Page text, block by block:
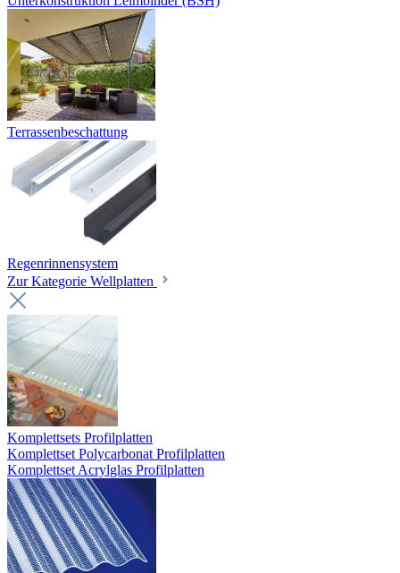
Terrassenbeschattung
Regenrinnensystem
Zur Kategorie Wellplatten
Komplettsets Profilplatten
Komplettset Polycarbonat Profilplatten
Komplettset Acrylglas Profilplatten